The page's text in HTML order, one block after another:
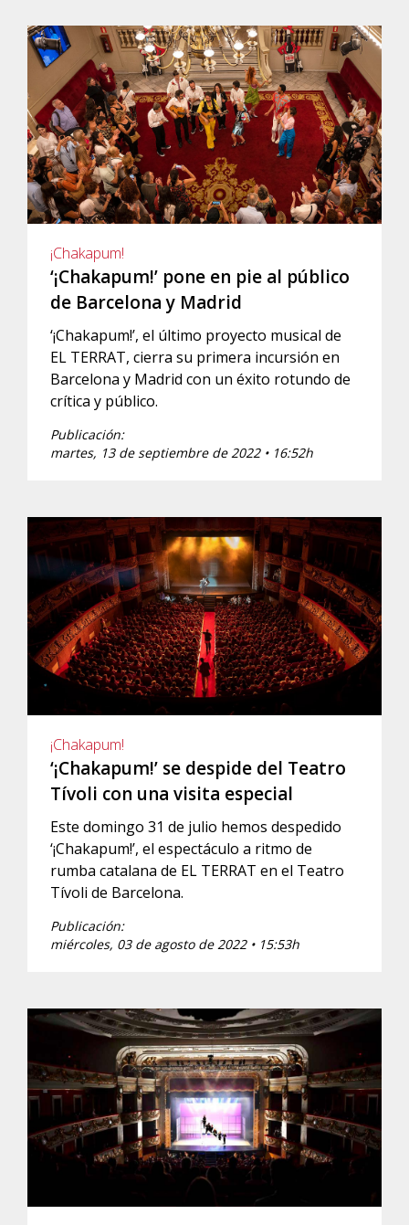
¡Chakapum!
‘¡Chakapum!’ pone en pie al público
de Barcelona y Madrid
‘¡Chakapum!’, el último proyecto musical de
EL TERRAT, cierra su primera incursión en
Barcelona y Madrid con un éxito rotundo de
crítica y público.
Publicación:
martes, 13 de septiembre de 2022 • 16:52h
¡Chakapum!
‘¡Chakapum!’ se despide del Teatro
Tívoli con una visita especial
Este domingo 31 de julio hemos despedido
‘¡Chakapum!’, el espectáculo a ritmo de
rumba catalana de EL TERRAT en el Teatro
Tívoli de Barcelona.
Publicación:
miércoles, 03 de agosto de 2022 • 15:53h